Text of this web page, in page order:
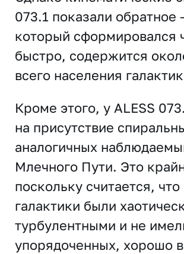
073.1 показали обратное
который сформировался
быстро, содержится
всего населения
Кроме этого, у ALESS
на присутствие
аналогичных
Млечного Пути. Это
поскольку считается, что
галактики были
турбулентными и не
упорядоченных, хорошо